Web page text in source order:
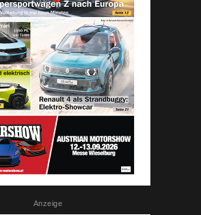
Anzeige